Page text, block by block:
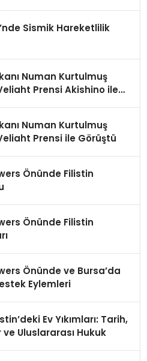
Sismik Hareketlilik
Numan Kurtulmuş
Prensi Akishino ile
Numan Kurtulmuş
Prensi ile Görüştü
Önünde Filistin
Önünde Filistin
Önünde ve Bursa’da
Eylemleri
Ev Yıkımları: Tarih,
Uluslararası Hukuk